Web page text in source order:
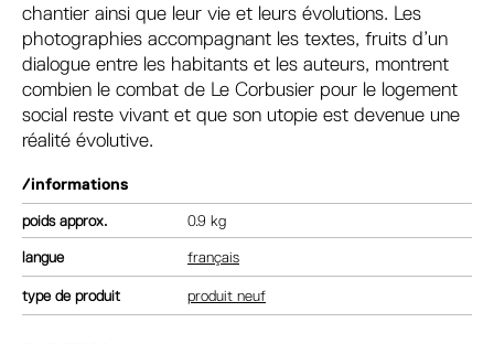
chantier ainsi que leur vie et leurs évolutions. Les
photographies accompagnant les textes, fruits d’un
dialogue entre les habitants et les auteurs, montrent
combien le combat de Le Corbusier pour le logement
social reste vivant et que son utopie est devenue une
réalité évolutive.
/informations
poids 0.9 kg
langue français
type de produit produit neuf